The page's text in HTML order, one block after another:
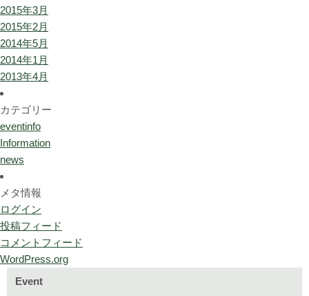
2015年3月
2015年2月
2014年5月
2014年1月
2013年4月
カテゴリー
eventinfo
Information
news
メタ情報
ログイン
投稿フィード
コメントフィード
WordPress.org
Event